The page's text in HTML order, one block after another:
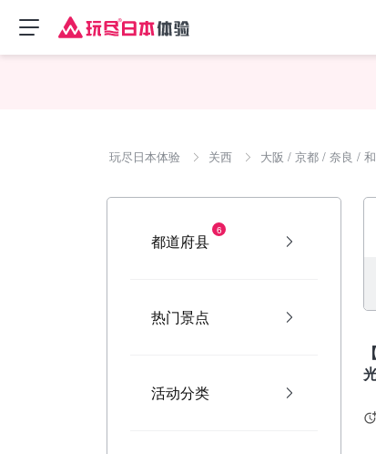
玩尽日本体验 关西 大阪 / 京都 / 奈良 /
都道府县
6
热门景点
活动分类